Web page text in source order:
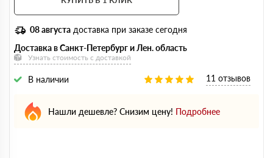
08 августа доставка при заказе сегодня
Доставка в Санкт-Петербург и Лен. область
Узнать стоимость с доставкой
В наличии 11 отзывов
Нашли дешевле? Снизим цену! Подробнее